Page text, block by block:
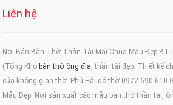
Liên hệ
Nơi Bán Bàn Thờ Thần Tài Mái Chùa Mẫu Đẹp
(Tổng Kho bàn thờ ông địa, thần tài đẹp. Thiết kế
của không gian thờ. Phú Hải đồ thờ
Mẫu Đẹp. Nơi sản xuất các mẫu bàn thờ thần tài,